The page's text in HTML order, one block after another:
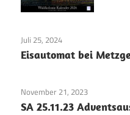
Juli 25, 2024
Eisautomat bei
November 21, 2023
SA 25.11.23